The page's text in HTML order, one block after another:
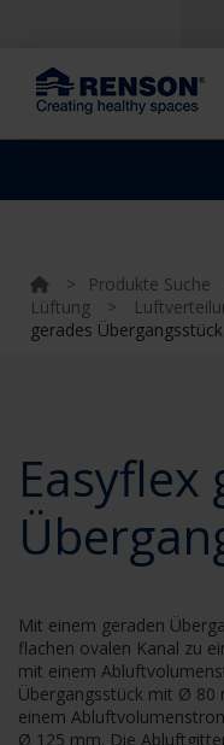
> Produkte Suche
Lüftung
>
gerades Übergangsstück
Easyflex
Mit einem geraden
flachen ovalen Kanal zu
mit einem
Übergangsstück mit Ø 80
einem
Ø 125 mm. Die